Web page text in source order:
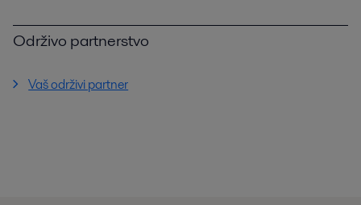
Održivo partnerstvo
Vaš održivi partner